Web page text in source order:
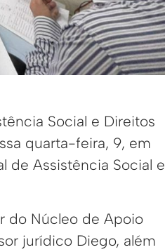
Social e Direitos
quarta-feira, 9, em
de Assistência Social e
do Núcleo de Apoio
jurídico Diego, além